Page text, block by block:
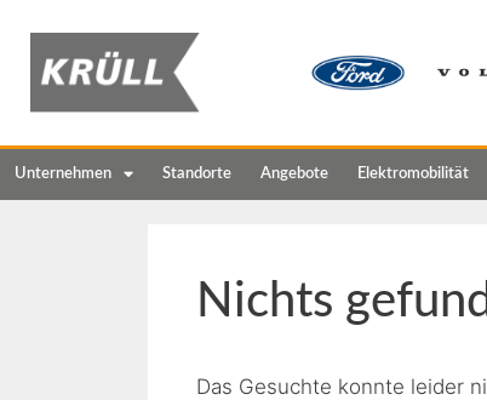
Unternehmen Standorte Angebote Elektromobilität
Nichts
Das Gesuchte konnte leider